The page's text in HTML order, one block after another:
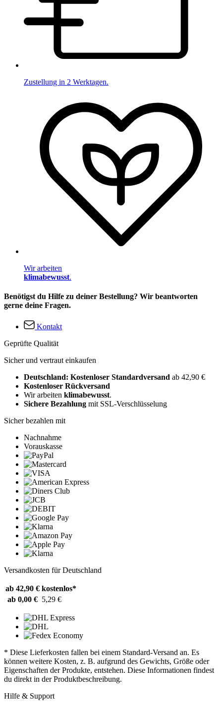
Zustellung in 2 Werktagen.
Wir arbeiten
klimabewusst.
Benötigst du Hilfe zu deiner Bestellung? Wir beantworten
gerne deine Fragen.
Kontakt
Geprüfte Qualität
Sicher und vertraut einkaufen
Deutschland: Kostenloser Standardversand ab 42,90 €
Kostenloser Rückversand
Wir arbeiten klimabewusst.
Sichere Bezahlung mit SSL-Verschlüsselung
Sicher bezahlen mit
Nachnahme
Vorauskasse
Versandkosten für Deutschland
ab 42,90 € kostenlos*
ab 0,00 € 5,29 €
* Diese Lieferkosten fallen bei einem Standard-Versand an. Es
können weitere Kosten, z. B. aufgrund des Gewichts, Größe oder
Eigenschaften der Produkte, entstehen. Diese Informationen findest
du direkt in der Produktbeschreibung.
Hilfe & Support